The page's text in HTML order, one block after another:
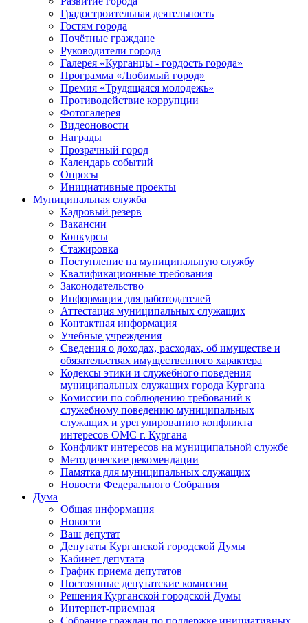
Градостроительная деятельность
Гостям города
Почётные граждане
Руководители города
Галерея «Курганцы - гордость города»
Программа «Любимый город»
Премия «Трудящаяся молодежь»
Противодействие коррупции
Фотогалерея
Видеоновости
Награды
Прозрачный город
Календарь событий
Опросы
Инициативные проекты
Муниципальная служба
Кадровый резерв
Вакансии
Конкурсы
Стажировка
Поступление на муниципальную службу
Квалификационные требования
Законодательство
Информация для работодателей
Аттестация муниципальных служащих
Контактная информация
Учебные учреждения
Сведения о доходах, расходах, об имуществе и
обязательствах имущественного характера
Кодексы этики и служебного поведения
муниципальных служащих города Кургана
Комиссии по соблюдению требований к
служебному поведению муниципальных
служащих и урегулированию конфликта
интересов ОМС г. Кургана
Конфликт интересов на муниципальной службе
Методические рекомендации
Памятка для муниципальных служащих
Новости Федерального Cобрания
Дума
Общая информация
Новости
Ваш депутат
Депутаты Курганской городской Думы
Кабинет депутата
График приема депутатов
Постоянные депутатские комиссии
Решения Курганской городской Думы
Интернет-приемная
Собрание граждан по поддержке инициативных